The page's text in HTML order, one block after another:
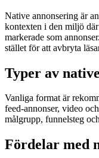
Native annonsering är
kontexten i den miljö
markerade som
stället för att avbryta
Typer av
Vanliga format är
feed-annonser, video
målgrupp, funnelsteg
Fördelar med